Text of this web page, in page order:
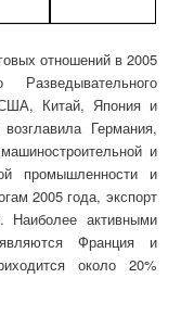
отношений в 2005
Китай, Япония и
Германия,
и
промышленности и
2005 года, экспорт
Наиболее активными
Франция и
около 20%